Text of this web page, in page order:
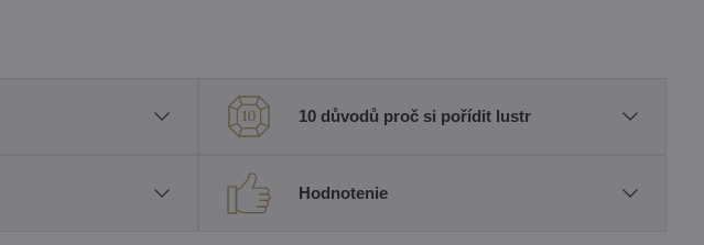
10 důvodů proč si pořídit lustr
Hodnotenie